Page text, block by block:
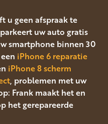
u geen afspraak te
uw auto gratis
smartphone binnen 30
iPhone 6 reparatie
iPhone 8 scherm
, problemen met uw
Frank maakt het en
het gerepareerde